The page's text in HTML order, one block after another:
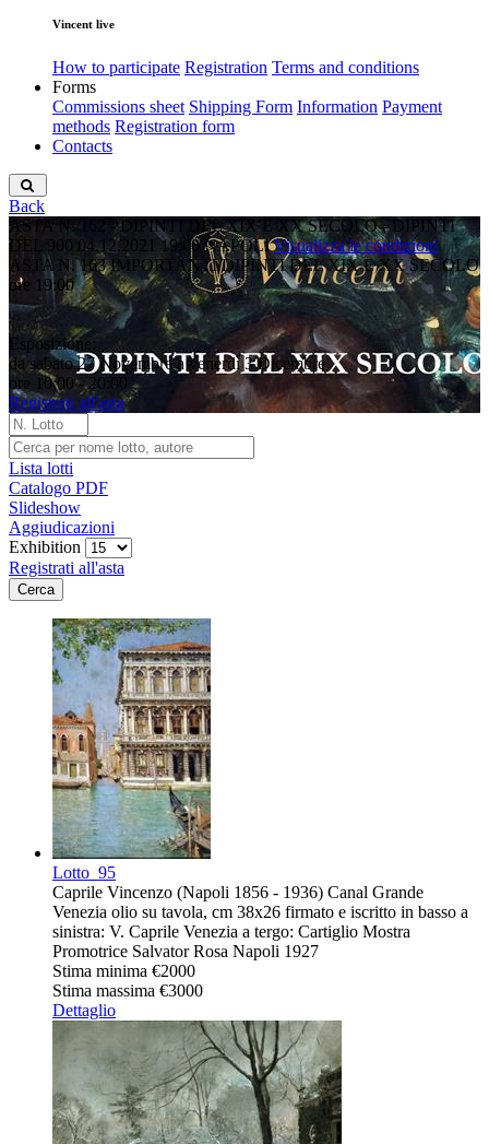
Vincent live
How to participate Registration Terms and conditions
Forms
Commissions sheet Shipping Form Information Payment
methods Registration form
Contacts
Back
ASTA N. 162 - DIPINTI DEL XIX E XX SECOLO - DIPINTI
DEL 900 04.12.2021 19:00 NAPOLI Visualizza le condizioni
ASTA N. 163 IMPORTANTI DIPINTI DEL XIX E XX SECOLO
ore 19:00
Esposizione:
da sabato 27 Novembre a venerdì 3 Dicembre
ore 10:00 - 20:00
Registrati all'asta
Lista lotti
Catalogo PDF
Slideshow
Aggiudicazioni
Exhibition
Registrati all'asta
Lotto 95
Caprile Vincenzo (Napoli 1856 - 1936) Canal Grande
Venezia olio su tavola, cm 38x26 firmato e iscritto in basso a
sinistra: V. Caprile Venezia a tergo: Cartiglio Mostra
Promotrice Salvator Rosa Napoli 1927
Stima minima €2000
Stima massima €3000
Dettaglio